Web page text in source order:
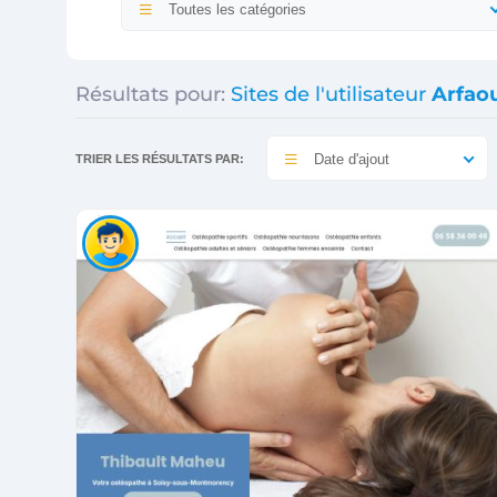
Toutes les catégories
Résultats pour: Sites de l'utilisateur
TRIER LES RÉSULTATS PAR: Date d'ajout